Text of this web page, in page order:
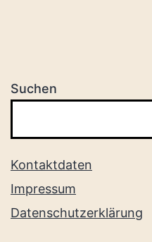
Suchen
Kontaktdaten
Impressum
Datenschutzerklärung